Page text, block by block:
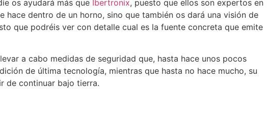
os ayudará más que Ibertronix, puesto que ellos son expertos en
dentro de un horno, sino que también os dará una visión de
que podréis ver con detalle cual es la fuente concreta que emite
a cabo medidas de seguridad que, hasta hace unos pocos
de última tecnología, mientras que hasta no hace mucho, su
de continuar bajo tierra.